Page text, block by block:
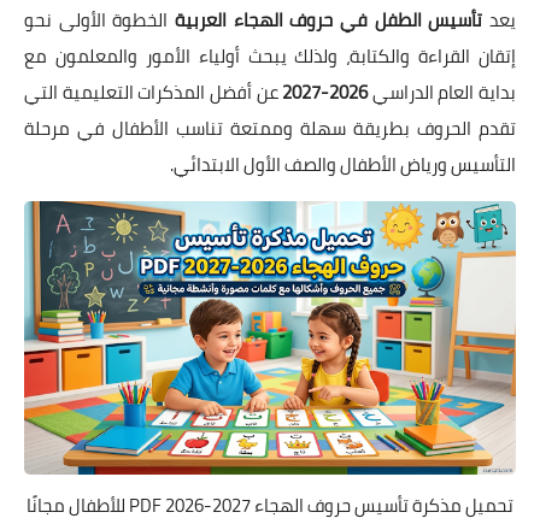
يعد تأسيس الطفل في حروف الهجاء العربية الخطوة الأولى نحو
إتقان القراءة والكتابة، ولذلك يبحث أولياء الأمور والمعلمون مع
بداية العام الدراسي2026-2027
عن أفضل المذكرات التعليمية التي
تقدم الحروف بطريقة سهلة وممتعة تناسب الأطفال في مرحلة
التأسيس ورياض الأطفال والصف الأول الابتدائي.
تحميل مذكرة تأسيس حروف الهجاء PDF 2026-2027 للأطفال مجانًا